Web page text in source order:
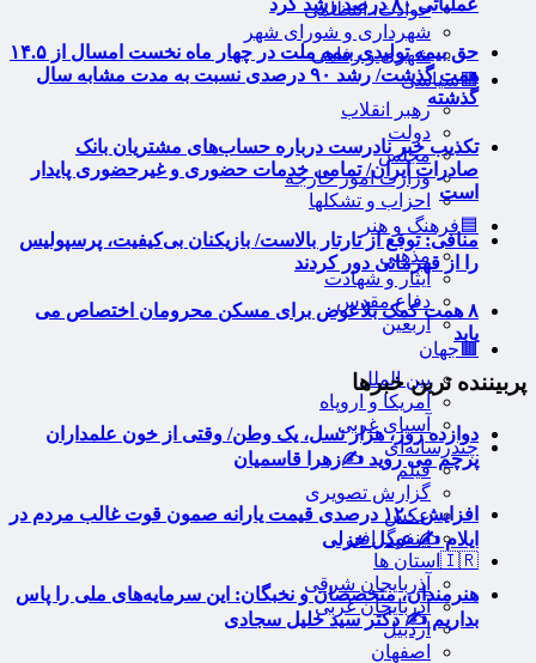
حوادث، انتظامی
شهرداری و شورای شهر
شهری و رفاهی
🟥سیاسی
رهبر انقلاب
دولت
مجلس
وزارت امور خارجه
احزاب و تشکلها
🟦فرهنگ و هنر
مذهبی
ایثار و شهادت
دفاع مقدس
اربعین
🟫جهان
بین الملل
آمریکا و اروپاه
آسیای غربی
چندرسانه‌ای
فیلم
گزارش تصویری
عکس
اینفوگرافی
🇮🇷استان ها
آذربایجان شرقی
آذربایجان غربی
اردبیل
اصفهان
عملیاتی ۸۰ درصد رشد کرد
حق بیمه تولیدی بیمه ملت در چهار ماه نخست امسال از ۱۴.۵
همت گذشت/ رشد ۹۰ درصدی نسبت به مدت مشابه سال
گذشته
تکذیب خبر نادرست درباره حساب‌های مشتریان بانک
صادرات ایران/ تمامی خدمات حضوری و غیرحضوری پایدار
است
منافی: توقع از تارتار بالاست/ بازیکنان بی‌کیفیت، پرسپولیس
را از قهرمانی دور کردند
۸ همت کمک بلاعوض برای مسکن محرومان اختصاص می
یابد
پربیننده ترین خبرها
دوازده روز، هزار نسل، یک وطن/ وقتی از خون علمداران
پرچم می روید ✍️زهرا قاسمیان
افزایش ۱۲۰ درصدی قیمت یارانه صمون قوت غالب مردم در
ایلام ✍️ عبدل خزلی
هنرمندان، متخصصان و نخبگان: این سرمایه‌های ملی را پاس
بداریم ✍️ دکتر سید خلیل سجادی